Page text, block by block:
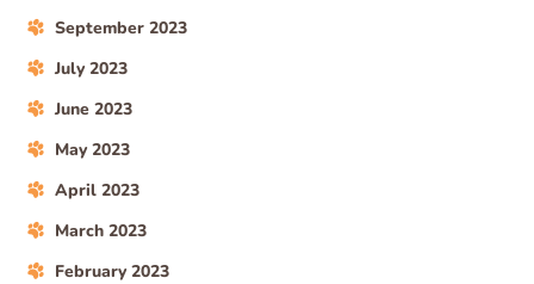
September 2023
July 2023
June 2023
May 2023
April 2023
March 2023
February 2023